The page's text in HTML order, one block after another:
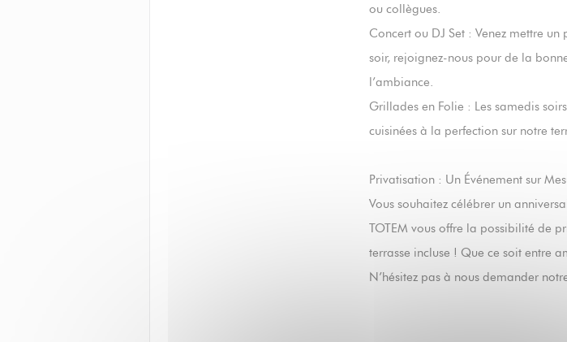
ou collègues.
Concert ou DJ Set : Venez mettre
soir, rejoignez-nous pour de la
l’ambiance.
Grillades en Folie : Les samedis
cuisinées à la perfection sur notre
Privatisation : Un Événement sur
Vous souhaitez célébrer un
TOTEM vous offre la possibilité de
terrasse incluse ! Que ce soit entre
N’hésitez pas à nous demander